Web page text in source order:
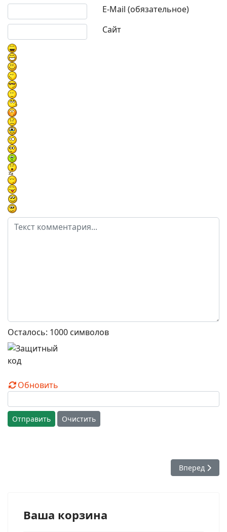
E-Mail (обязательное)
Сайт
Осталось: 1000 символов
Обновить
Отправить Очистить
Следующий:
Вперед
Ваша корзина